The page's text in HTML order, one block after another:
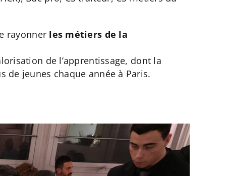
rayonner les métiers de la
de l’apprentissage, dont la
jeunes chaque année à Paris.